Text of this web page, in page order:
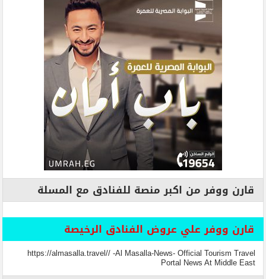
قارن ووفر من اكبر منصة للفنادق مع المسلة
قارن ووفر علي عروض الفنادق الرخيصة
https://almasalla.travel// -Al Masalla-News- Official Tourism Travel
Portal News At Middle East